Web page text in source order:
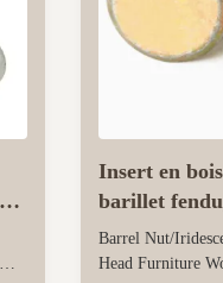
Insert en
barillet
zingué, tête
Barrel Nut/
Head Furniture